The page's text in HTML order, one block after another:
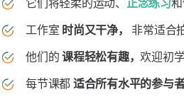
它们将轻柔的运动、 正念练习
工作室 时尚又干净，
非常适合
他们的课程轻松有趣，欢迎初
每节课都 适合所有水平的参与者